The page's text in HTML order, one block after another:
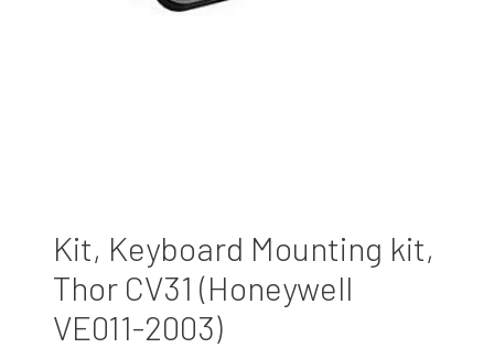
Kit, Keyboard Mounting kit,
Thor CV31 (Honeywell
VE011-2003)